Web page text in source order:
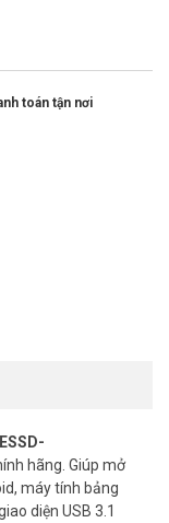
toán tận nơi
hãng. Giúp mở
máy tính bảng
diện USB 3.1